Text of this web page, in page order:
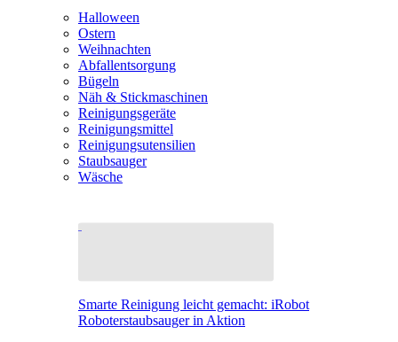
Halloween
Ostern
Weihnachten
Abfallentsorgung
Bügeln
Näh & Stickmaschinen
Reinigungsgeräte
Reinigungsmittel
Reinigungsutensilien
Staubsauger
Wäsche
Smarte Reinigung leicht gemacht: iRobot
Roboterstaubsauger in Aktion